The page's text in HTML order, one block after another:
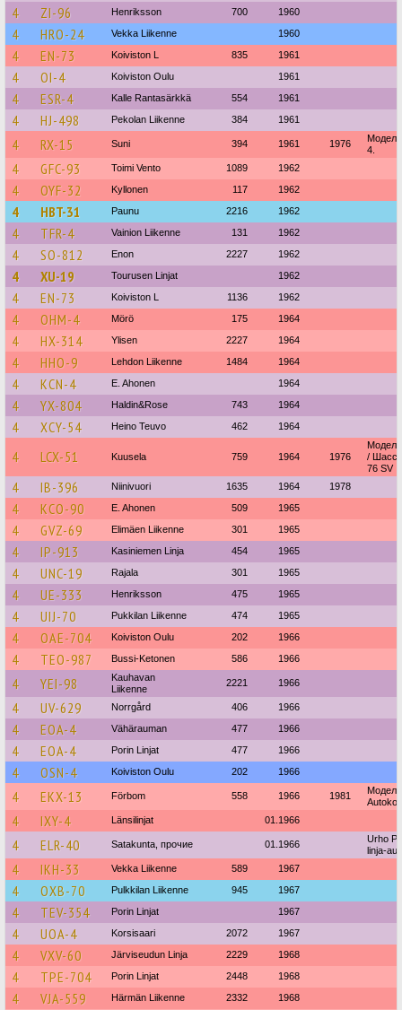
4 ZI-96 Henriksson 700 1960
4 HRO-24 Vekka Liikenne 1960
4 EN-73 Koiviston L 835 1961
4 OI-4 Koiviston Oulu 1961
4 ESR-4 Kalle Rantasärkkä 554 1961
4 HJ-498 Pekolan Liikenne 384 1961
4 RX-15 Suni 394 1961 1976
4.
4 GFC-93 Toimi Vento 1089 1962
4 OYF-32 Kyllonen 117 1962
4 HBT-31 Paunu 2216 1962
4 TFR-4 Vainion Liikenne 131 1962
4 SO-812 Enon 2227 1962
4 XU-19 Tourusen Linjat 1962
4 EN-73 Koiviston L 1136 1962
4 OHM-4 Mörö 175 1964
4 HX-314 Ylisen 2227 1964
4 HHO-9 Lehdon Liikenne 1484 1964
4 KCN-4 E. Ahonen 1964
4 YX-804 Haldin&Rose 743 1964
4 XCY-54 Heino Teuvo 462 1964
4 LCX-51 Kuusela 759 1964 1976
/
76 SV
4 IB-396 Niinivuori 1635 1964 1978
4 KCO-90 E. Ahonen 509 1965
4 GVZ-69 Elimäen Liikenne 301 1965
4 IP-913 Kasiniemen Linja 454 1965
4 UNC-19 Rajala 301 1965
4 UE-333 Henriksson 475 1965
4 UIJ-70 Pukkilan Liikenne 474 1965
4 OAE-704 Koiviston Oulu 202 1966
4 TEO-987 Bussi-Ketonen 586 1966
4 YEI-98
Kauhavan
Liikenne
2221 1966
4 UV-629 Norrgård 406 1966
4 EOA-4 Vähärauman 477 1966
4 EOA-4 Porin Linjat 477 1966
4 OSN-4 Koiviston Oulu 202 1966
4 EKX-13 Förbom 558 1966 1981
4 IXY-4 Länsilinjat 01.1966
4 ELR-40 Satakunta, прочие 01.1966
Urho
linja-
4 IKH-33 Vekka Liikenne 589 1967
4 OXB-70 Pulkkilan Liikenne 945 1967
4 TEV-354 Porin Linjat 1967
4 UOA-4 Korsisaari 2072 1967
4 VXV-60 Järviseudun Linja 2229 1968
4 TPE-704 Porin Linjat 2448 1968
4 VJA-559 Härmän Liikenne 2332 1968